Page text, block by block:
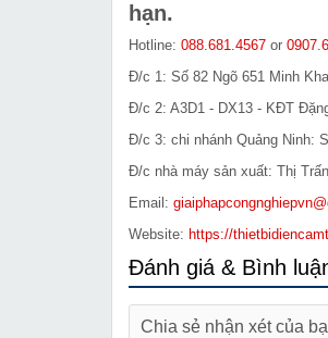
hạn.
Hotline: 088.681.4567 or
Đ/c 1: Số 82 Ngõ 651 Minh
Đ/c 2: A3D1 - DX13 - KĐT
Đ/c 3: chi nhánh Quảng Ninh:
Đ/c nhà máy sản xuất: Thị
Email:
Website: https://
Đánh giá & Bình
Chia sẻ nhận xét của